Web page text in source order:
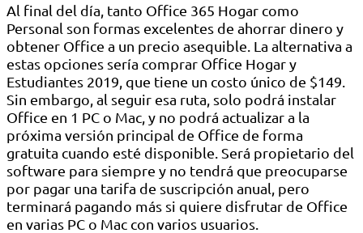
Al final del día, tanto Office 365 Hogar como
Personal son formas excelentes de ahorrar dinero y
obtener Office a un precio asequible. La alternativa a
estas opciones sería comprar Office Hogar y
Estudiantes 2019, que tiene un costo único de $149.
Sin embargo, al seguir esa ruta, solo podrá instalar
Office en 1 PC o Mac, y no podrá actualizar a la
próxima versión principal de Office de forma
gratuita cuando esté disponible. Será propietario del
software para siempre y no tendrá que preocuparse
por pagar una tarifa de suscripción anual, pero
terminará pagando más si quiere disfrutar de Office
en varias PC o Mac con varios usuarios.